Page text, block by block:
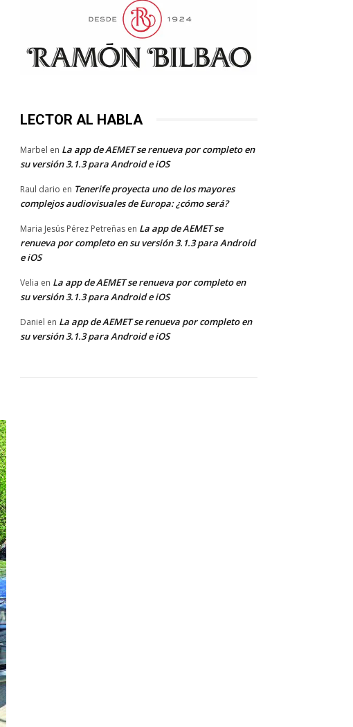
LECTOR AL HABLA
Marbel en La app de AEMET se renueva por completo en
su versión 3.1.3 para Android e iOS
Raul dario en Tenerife proyecta uno de los mayores
complejos audiovisuales de Europa: ¿cómo será?
Maria Jesús Pérez Petreñas en La app de AEMET se
renueva por completo en su versión 3.1.3 para Android
e iOS
Velia en La app de AEMET se renueva por completo en
su versión 3.1.3 para Android e iOS
Daniel en La app de AEMET se renueva por completo en
su versión 3.1.3 para Android e iOS